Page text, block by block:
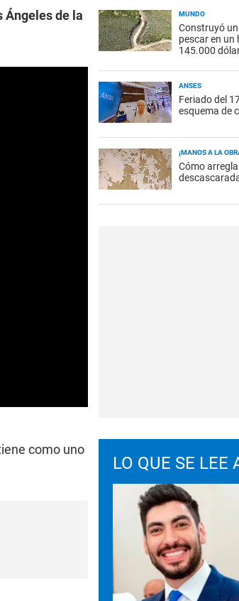
Ángeles de la
como uno
MUNDO
Construyó
pescar en un
145.000
ANSES
Feriado del
esquema de
¡MANOS A LA
Cómo
LO QUE SE LEE